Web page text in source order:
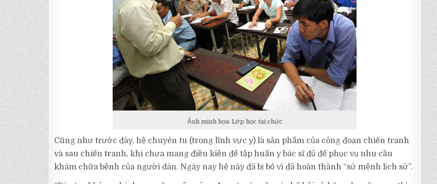
Ảnh minh họa: Lớp học tại chức
Cũng như trước đây, hệ chuyên tu (trong lĩnh vực y) là sản phẩm của công đoạn chiến tranh
và sau chiến tranh, khi chưa mang điều kiện để tập huấn y bác sĩ đủ để phục vụ nhu cầu
khám chữa bệnh của người dân. Ngày nay hệ này đã bị bỏ vì đã hoàn thành “sứ mệnh lịch sử”.